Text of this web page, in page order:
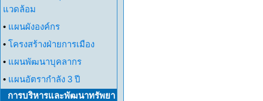
แวดล้อม
• แผนผังองค์กร
• โครงสร้างฝ่ายการเมือง
• แผนพัฒนาบุคลากร
• แผนอัตรากำลัง 3 ปี
การบริหารและพัฒนาทรัพยา